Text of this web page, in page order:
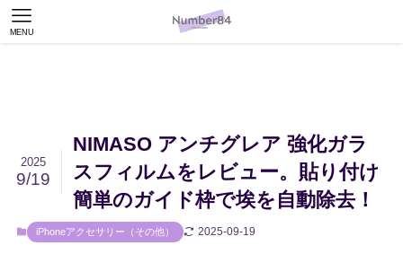
MENU
NIMASO アンチグレア 強化ガラ
スフィルムをレビュー。貼り付け
簡単のガイド枠で埃を自動除去！
2025
9/19
iPhoneアクセサリー（その他） 2025-09-19